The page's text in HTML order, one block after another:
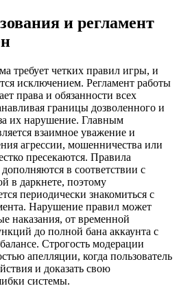
и регламент
требует четких правил игры, и
исключением. Регламент работы
права и обязанности всех
границы дозволенного и
их нарушение. Главным
взаимное уважение и
агрессии, мошенничества или
пресекаются. Правила
в соответствии с
в даркнете, поэтому
периодически знакомиться с
Нарушение правил может
наказания, от временной
до полной бана аккаунта с
Строгость модерации
апелляции, когда пользователь
и доказать свою
системы.